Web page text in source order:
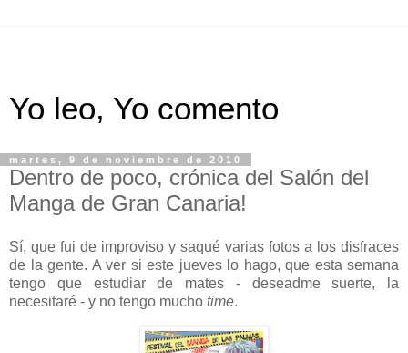
Yo leo, Yo comento
martes, 9 de noviembre de 2010
Dentro de poco, crónica del Salón del
Manga de Gran Canaria!
Sí, que fui de improviso y saqué varias fotos a los disfraces
de la gente. A ver si este jueves lo hago, que esta semana
tengo que estudiar de mates - deseadme suerte, la
necesitaré - y no tengo mucho time.